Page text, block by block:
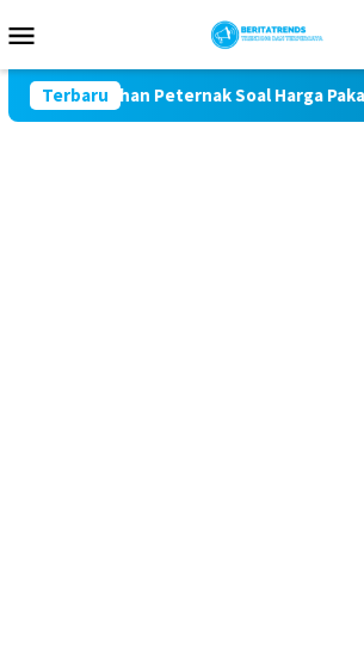
ke
Mobile
Terbaru
Peternak Soal Harga Pakan dan Telur